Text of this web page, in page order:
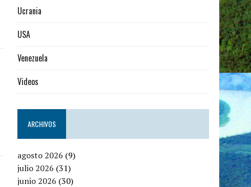
Ucrania
USA
Venezuela
Videos
ARCHIVOS
agosto 2026 (9)
julio 2026 (31)
junio 2026 (30)